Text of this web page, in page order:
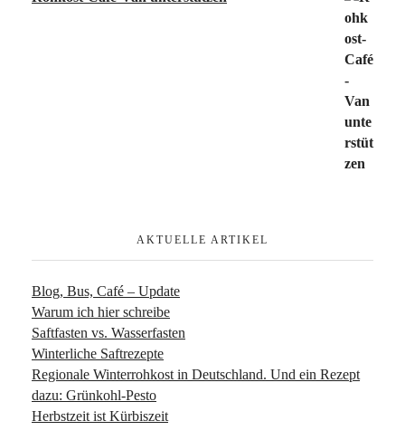
AKTUELLE ARTIKEL
Blog, Bus, Café – Update
Warum ich hier schreibe
Saftfasten vs. Wasserfasten
Winterliche Saftrezepte
Regionale Winterrohkost in Deutschland. Und ein Rezept
dazu: Grünkohl-Pesto
Herbstzeit ist Kürbiszeit